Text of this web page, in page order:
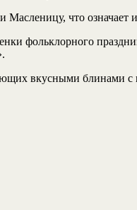
что означает
фольклорного
вкусными блинами с